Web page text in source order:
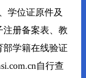
学位证原件及
册备案表、教
学籍在线验证
自行查